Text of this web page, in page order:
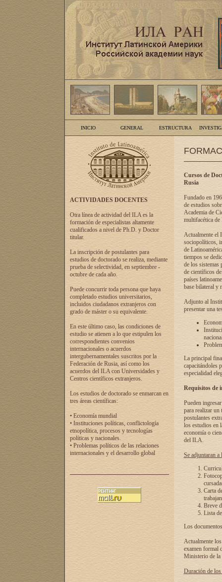
INICIO GENERAL ESTRUCTURA
ACTIVIDADES DOCENTES
Otra línea de actividad del ILA es la
formación de especialistas altamente
cualificados a nivel de Ph.D. y Doctor
titular.
La inscripción de postulantes para
estudios de doctorado se realiza, mediante
prueba de selectividad, en septiembre -
octubre de cada año.
Puede concurrir toda persona que haya
completado estudios universitarios,
incluidos ciudadanos extranjeros con
grado de máster o su equivalente.
En este último caso, las condiciones de
estudio se atienen a lo que estipulen los
correspondientes convenios
internacionales o acuerdos
intergubernamentales suscritos por la
Federación de Rusia, así como los
acuerdos del ILA con Universidades y
Centros científicos extranjeros.
Los estudios de doctorado se enmarcan en
tres áreas científicas:
• Economía mundial
• Instituciones políticas, conflictología
etnopolítica, procesos y tecnologías
políticas y nacionales.
• Problemas políticos de las relaciones
internacionales y el desarrollo global
Cursos de
Rusia
Fundado en
de estudios
Academia de
multifacética de
Actualmente el
sociopolíticos,
de
tiempos se
de los sistemas
de científicos
países
base bilateral y
Adjunto al
presentar una
La principal
capacitándoles
especialidad
Requisitos de
Pueden
para realizar un
postulantes
los estudios en
economía o
del ILA.
Se adjuntaran a
Carta
Breve
Lista
Los
Actualmente
examen formal
Ministerio de la
Duración de